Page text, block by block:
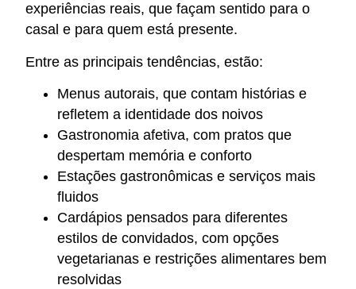
experiências reais, que façam sentido para o
casal e para quem está presente.
Entre as principais tendências, estão:
Menus autorais, que contam histórias e
refletem a identidade dos noivos
Gastronomia afetiva, com pratos que
despertam memória e conforto
Estações gastronômicas e serviços mais
fluidos
Cardápios pensados para diferentes
estilos de convidados, com opções
vegetarianas e restrições alimentares bem
resolvidas